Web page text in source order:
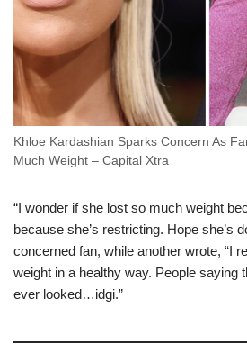
Khloe Kardashian Sparks Concern As
Much Weight – Capital Xtra
“I wonder if she lost so much weight
because she’s restricting. Hope she’s
concerned fan, while another wrote, “I
weight in a healthy way. People saying
ever looked…idgi.”